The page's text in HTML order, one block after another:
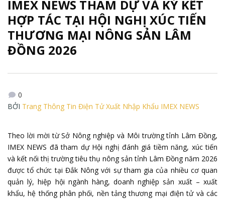
IMEX NEWS THAM DỰ VÀ KÝ KẾT
HỢP TÁC TẠI HỘI NGHỊ XÚC TIẾN
THƯƠNG MẠI NÔNG SẢN LÂM
ĐỒNG 2026
0
BỞI Trang Thông Tin Điện Tử Xuất Nhập Khẩu IMEX NEWS
Theo lời mời từ Sở Nông nghiệp và Môi trường tỉnh Lâm Đồng,
IMEX NEWS đã tham dự Hội nghị đánh giá tiềm năng, xúc tiến
và kết nối thị trường tiêu thụ nông sản tỉnh Lâm Đồng năm 2026
được tổ chức tại Đắk Nông với sự tham gia của nhiều cơ quan
quản lý, hiệp hội ngành hàng, doanh nghiệp sản xuất – xuất
khẩu, hệ thống phân phối, nền tảng thương mại điện tử và các